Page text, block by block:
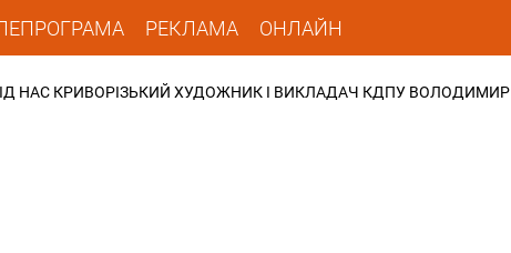
РЕКЛАМА ОНЛАЙН
НАС КРИВОРІЗЬКИЙ ХУДОЖНИК І ВИКЛАДАЧ КДПУ ВОЛОДИМИР